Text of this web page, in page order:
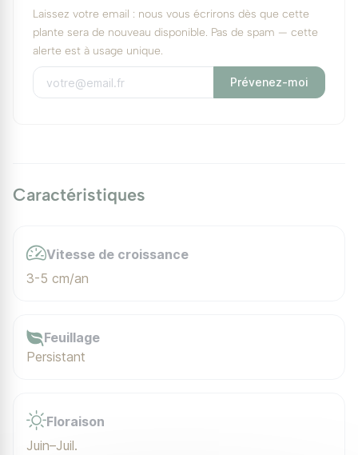
Laissez votre email : nous vous écrirons dès que cette
plante sera de nouveau disponible. Pas de spam — cette
alerte est à usage unique.
Prévenez-moi
Caractéristiques
Vitesse de croissance
3-5 cm/an
Feuillage
Persistant
Floraison
Juin–Juil.